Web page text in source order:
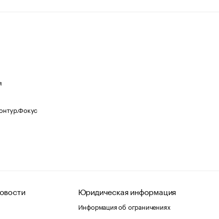
Юридическая информация
Информация об ограничениях